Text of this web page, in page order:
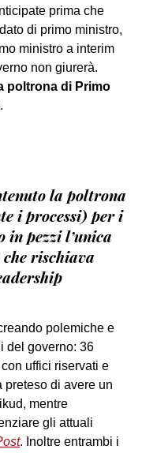
prima che
di primo ministro,
ministro a interim
non giurerà.
poltrona di Primo
la poltrona
i processi) per i
in pezzi l’unica
rischiava
polemiche e
del governo: 36
uffici riservati e
preteso di avere un
mentre
gli attuali
. Inoltre entrambi i